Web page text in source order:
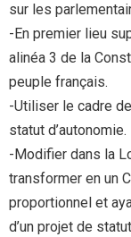
sur les
-En premier lieu
alinéa 3 de la
peuple français.
-Utiliser le cadre
statut d’autonomie.
-Modifier dans la
transformer en un
proportionnel et
d’un projet de